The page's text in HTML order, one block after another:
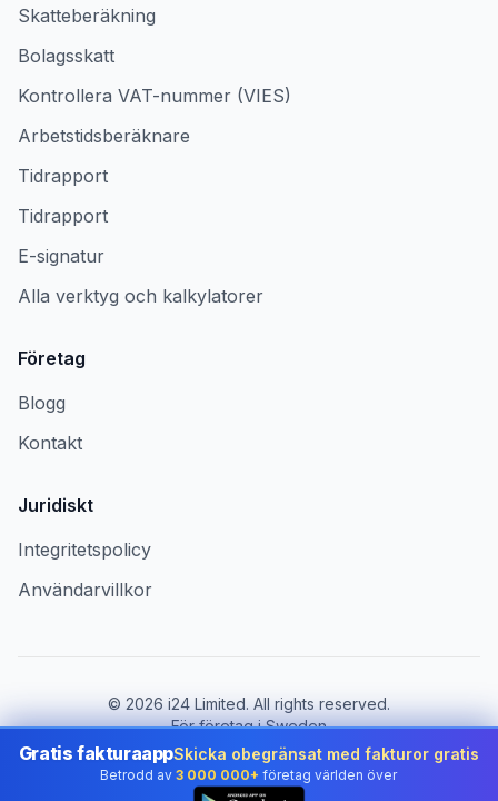
Skatteberäkning
Bolagsskatt
Kontrollera VAT-nummer (VIES)
Arbetstidsberäknare
Tidrapport
Tidrapport
E-signatur
Alla verktyg och kalkylatorer
Företag
Blogg
Kontakt
Juridiskt
Integritetspolicy
Användarvillkor
© 2026 i24 Limited. All rights reserved.
För företag i Sweden
Byt land:
Sweden
Gratis fakturaappSkicka obegränsat med fakturor gratis
Betrodd av 3 000 000+ företag världen över